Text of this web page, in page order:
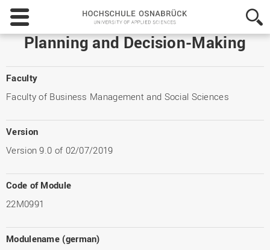
Hochschule
Osnabrück
-
University
Planning and Decision-Making
Faculty
Faculty of Business Management and Social Sciences
Version
Version 9.0 of 02/07/2019
Code of Module
22M0991
Modulename (german)